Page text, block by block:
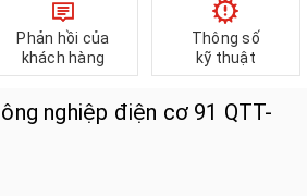
Phản hồi của
khách hàng
Thông số
kỹ thuật
nghiệp điện cơ 91 QTT-